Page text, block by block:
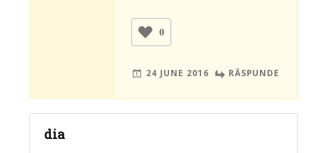
0
24 JUNE 2016 RĂSPUNDE
dia